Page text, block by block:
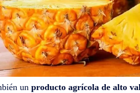
un producto agrícola de alto